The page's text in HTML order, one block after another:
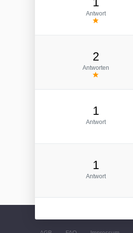
Antwort
2
Antworten
1
Antwort
1
Antwort